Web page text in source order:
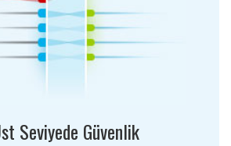
Seviyede Güvenlik